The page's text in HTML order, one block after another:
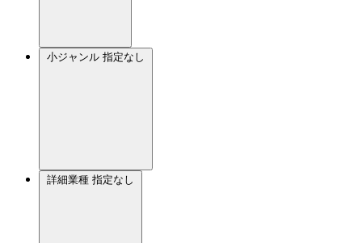
小ジャンル 指定なし
詳細業種 指定なし